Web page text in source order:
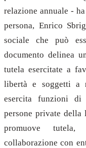
relazione annuale -
persona, Enrico
sociale che può
documento delinea
tutela esercitate a
libertà e soggetti a
esercita funzioni di
persone private
promuove
collaborazione con